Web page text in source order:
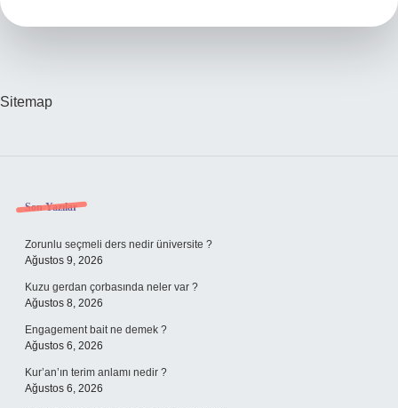
Sitemap
Sidebar
Son Yazılar
Zorunlu seçmeli ders nedir üniversite ?
Ağustos 9, 2026
Kuzu gerdan çorbasında neler var ?
Ağustos 8, 2026
Engagement bait ne demek ?
Ağustos 6, 2026
Kur’an’ın terim anlamı nedir ?
Ağustos 6, 2026